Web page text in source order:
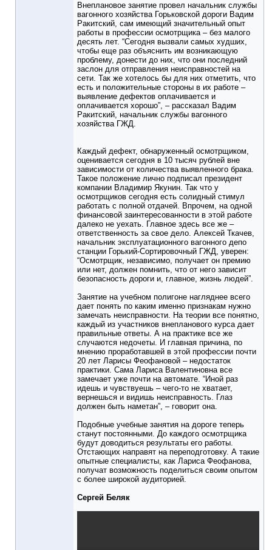
Внеплановое занятие провел начальник службы
вагонного хозяйства Горьковской дороги Вадим
Ракитский, сам имеющий значительный опыт
работы в профессии осмотрщика – без малого
десять лет. “Сегодня вызвали самых худших,
чтобы еще раз объяснить им возникающую
проблему, донести до них, что они последний
заслон для отправления неисправностей на
сети. Так же хотелось бы для них отметить, что
есть и положительные стороны в их работе –
выявление дефектов оплачивается и
оплачивается хорошо”, – рассказал Вадим
Ракитский, начальник службы вагонного
хозяйства ГЖД.
Каждый дефект, обнаруженный осмотрщиком,
оценивается сегодня в 10 тысяч рублей вне
зависимости от количества выявленного брака.
Такое положение лично подписал президент
компании Владимир Якунин. Так что у
осмотрщиков сегодня есть солидный стимул
работать с полной отдачей. Впрочем, на одной
финансовой заинтересованности в этой работе
далеко не уехать. Главное здесь все же –
ответственность за свое дело. Алексей Ткачев,
начальник эксплуатационного вагонного депо
станции Горький-Сортировочный ГЖД, уверен:
“Осмотрщик, независимо, получает он премию
или нет, должен помнить, что от него зависит
безопасность дороги и, главное, жизнь людей”.
Занятие на учебном полигоне нагляднее всего
дает понять по каким именно признакам нужно
замечать неисправности. На теории все понятно,
каждый из участников внепланового курса дает
правильные ответы. А на практике все же
случаются недочеты. И главная причина, по
мнению проработавшей в этой профессии почти
20 лет Ларисы Феофановой – недостаток
практики. Сама Лариса Валентиновна все
замечает уже почти на автомате. “Иной раз
идешь и чувствуешь – чего-то не хватает,
вернешься и видишь неисправность. Глаз
должен быть наметан”, – говорит она.
Подобные учебные занятия на дороге теперь
станут постоянными. До каждого осмотрщика
будут доводиться результаты его работы.
Отстающих направят на переподготовку. А такие
опытные специалисты, как Лариса Феофанова,
получат возможность поделиться своим опытом
с более широкой аудиторией.
Сергей Беляк